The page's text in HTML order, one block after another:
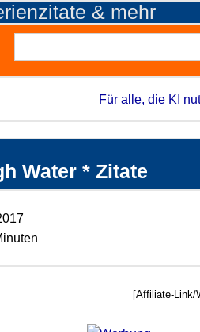
& mehr
Für alle, die KI
Water * Zitate
[Affiliate-Link/